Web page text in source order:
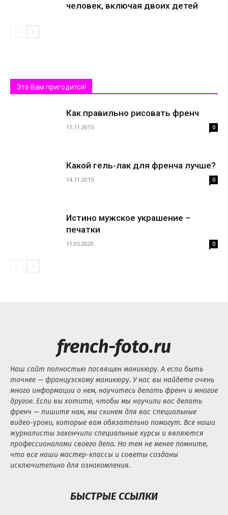
человек, включая двоих детей
Это Вам пригодится!
Как правильно рисовать френч
11.11.2015 0
Какой гель-лак для френча лучше?
14.11.2015 0
Истино мужское украшение –
печатки
11.05.2020 0
french-foto.ru
Наш сайт полностью посвящен маникюру. А если быть
точнее — французскому маникюру. У нас вы найдете очень
много информации о нем, научитесь делать френч и многое
другое. Если вы хотите, чтобы мы научили вас делать
френч — пишите нам, мы скинем для вас специальные
видео-уроки, которые вам обязательно помогут. Все наши
журналисты закончили специальные курсы и являются
профессионалами своего дела. Но тем не менее помните,
что все наши мастер-классы и советы созданы
исключительно для ознакомления.
БЫСТРЫЕ ССЫЛКИ